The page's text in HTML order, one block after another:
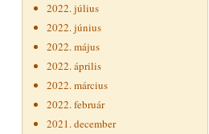
2022. július
2022. június
2022. május
2022. április
2022. március
2022. február
2021. december